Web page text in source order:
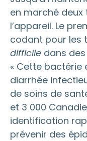
en marché
l’appareil. Le
codant pour les
difficile dans
« Cette bactérie
diarrhée
de soins de
et 3 000
identification
prévenir des